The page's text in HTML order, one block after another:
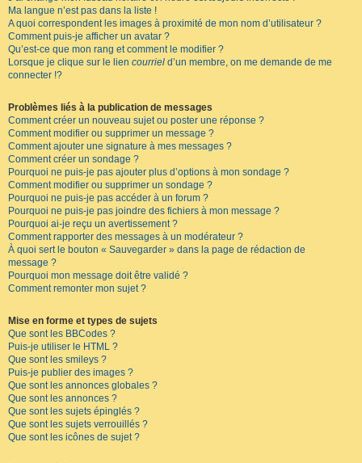
Ma langue n’est pas dans la liste !
A quoi correspondent les images à proximité de mon nom d’utilisateur ?
Comment puis-je afficher un avatar ?
Qu’est-ce que mon rang et comment le modifier ?
Lorsque je clique sur le lien courriel d’un membre, on me demande de me
connecter !?
Problèmes liés à la publication de messages
Comment créer un nouveau sujet ou poster une réponse ?
Comment modifier ou supprimer un message ?
Comment ajouter une signature à mes messages ?
Comment créer un sondage ?
Pourquoi ne puis-je pas ajouter plus d’options à mon sondage ?
Comment modifier ou supprimer un sondage ?
Pourquoi ne puis-je pas accéder à un forum ?
Pourquoi ne puis-je pas joindre des fichiers à mon message ?
Pourquoi ai-je reçu un avertissement ?
Comment rapporter des messages à un modérateur ?
À quoi sert le bouton « Sauvegarder » dans la page de rédaction de
message ?
Pourquoi mon message doit être validé ?
Comment remonter mon sujet ?
Mise en forme et types de sujets
Que sont les BBCodes ?
Puis-je utiliser le HTML ?
Que sont les smileys ?
Puis-je publier des images ?
Que sont les annonces globales ?
Que sont les annonces ?
Que sont les sujets épinglés ?
Que sont les sujets verrouillés ?
Que sont les icônes de sujet ?